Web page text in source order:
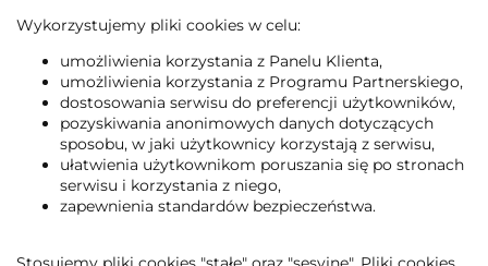
Wykorzystujemy pliki cookies w celu:
umożliwienia korzystania z Panelu Klienta,
umożliwienia korzystania z Programu Partnerskiego,
dostosowania serwisu do preferencji użytkowników,
pozyskiwania anonimowych danych dotyczących
sposobu, w jaki użytkownicy korzystają z serwisu,
ułatwienia użytkownikom poruszania się po stronach
serwisu i korzystania z niego,
zapewnienia standardów bezpieczeństwa.